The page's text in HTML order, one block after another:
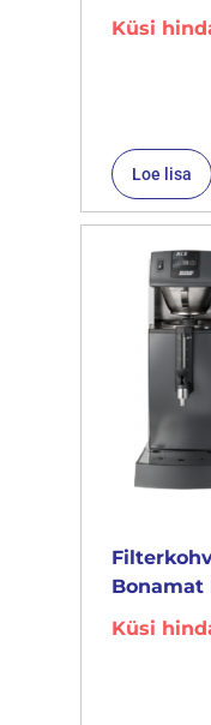
Küsi
Loe lisa
Bonamat
Küsi